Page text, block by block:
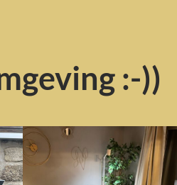
:-))